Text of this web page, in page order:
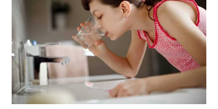
WN
LABUANBAJO
WN
BORNEO